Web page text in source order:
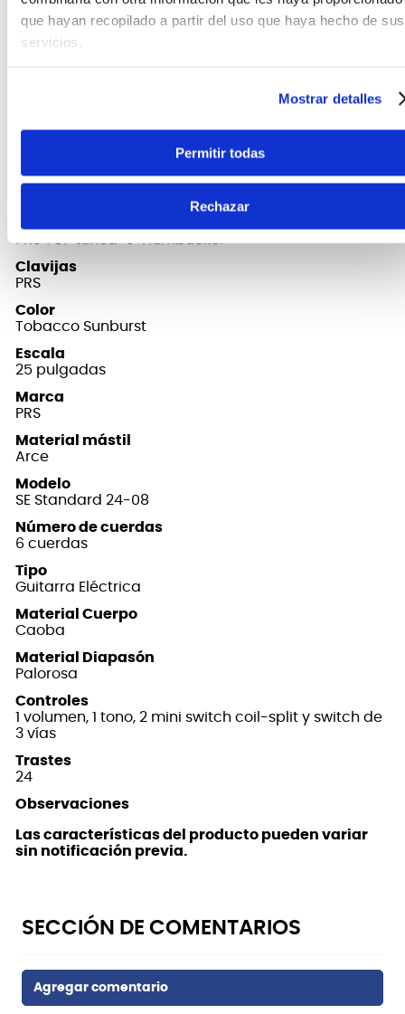
que hayan recopilado a partir del uso que haya hecho de sus
servicios.
Mostrar detalles
Permitir todas
Rechazar
Con un rango sónico y una confiabilidad sólida
como una roca, la
FICHA TÉCNICA Y DIMENSIONES
Puente
Clavijas
PRS
Color
Tobacco Sunburst
Escala
25 pulgadas
Marca
PRS
Material mástil
Arce
Modelo
SE Standard 24-08
Número de cuerdas
6 cuerdas
Tipo
Guitarra Eléctrica
Material Cuerpo
Caoba
Material Diapasón
Palorosa
Controles
1 volumen, 1 tono, 2 mini switch coil-split y switch de
3 vías
Trastes
24
Observaciones
Las características del producto pueden variar
sin notificación previa.